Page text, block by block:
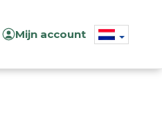
Mijn account